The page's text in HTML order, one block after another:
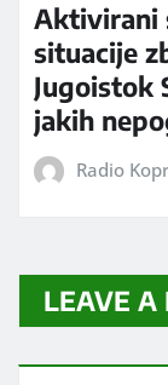
Aktivirani
situacije
Jugoistok
jakih
Radio
LEAVE A